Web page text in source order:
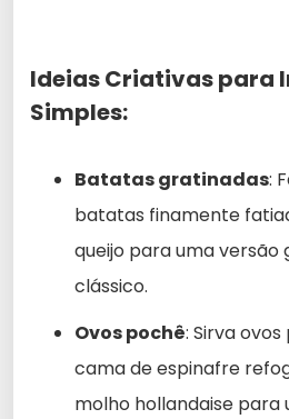
Ideias Criativas para
Simples:
Batatas gratinadas:
batatas finamente
queijo para uma
clássico.
Ovos pochê: Sirva
cama de espinafre
molho hollandaise para